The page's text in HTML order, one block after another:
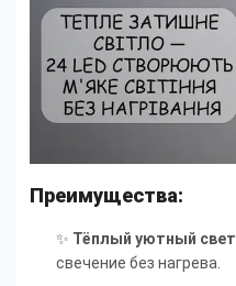
Преимущества:
✨ Тёплый уютный свет
свечение без нагрева.